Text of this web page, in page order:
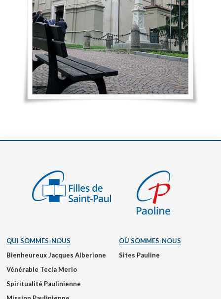
QUI SOMMES-NOUS
Bienheureux Jacques Alberione
Vénérable Tecla Merlo
Spiritualité Paulinienne
OÙ SOMMES-NOUS
Sites Pauline